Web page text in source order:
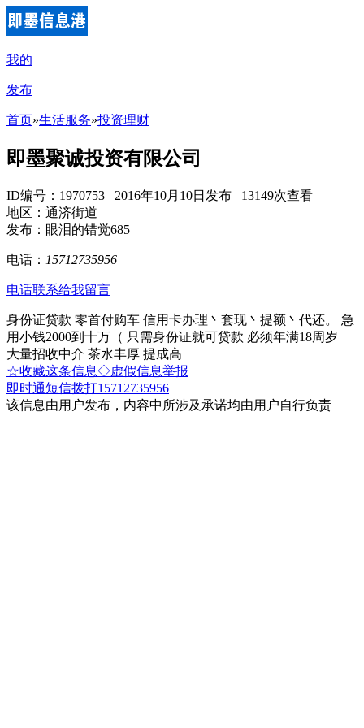
我的
发布
首页»生活服务»投资理财
即墨聚诚投资有限公司
ID编号：1970753 2016年10月10日发布 13149次查看
地区：通济街道
发布：眼泪的错觉685
电话： 15712735956
电话联系给我留言
身份证贷款 零首付购车 信用卡办理丶套现丶提额丶代还。 急
用小钱2000到十万（ 只需身份证就可贷款 必须年满18周岁
大量招收中介 茶水丰厚 提成高
☆收藏这条信息◇虚假信息举报
即时通短信拨打15712735956
该信息由用户发布，内容中所涉及承诺均由用户自行负责